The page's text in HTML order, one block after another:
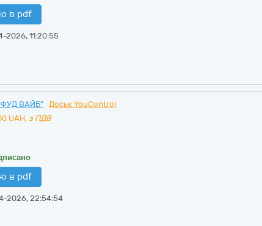
в pdf
2026, 11:20:55
ВАЙБ"
Досьє YouControl
UAH, з ПДВ
в pdf
2026, 22:54:54